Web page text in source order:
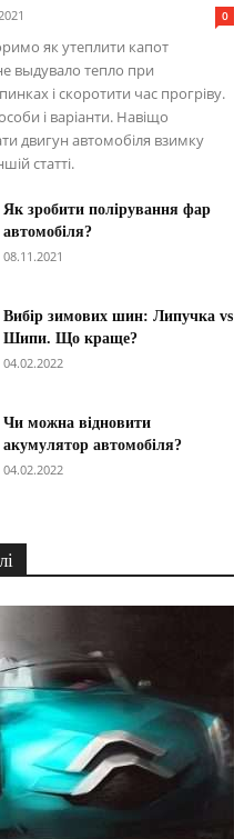
0
як утеплити капот
выдувало тепло при
і скоротити час прогріву.
і варіанти. Навіщо
двигун автомобіля взимку
статті.
Як зробити полірування фар
автомобіля?
08.11.2021
Вибір зимових шин: Липучка vs
Шипи. Що краще?
04.02.2022
Чи можна відновити
акумулятор автомобіля?
04.02.2022